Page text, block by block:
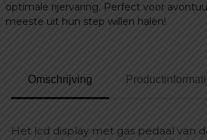
optimale rijervaring. Perfect voor
meeste uit hun step willen halen!
Omschrijving
Het lcd display met gas pedaal van